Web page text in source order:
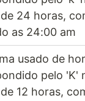
24 horas,
as 24:00 am
usado de
pelo 'K'
12 horas,